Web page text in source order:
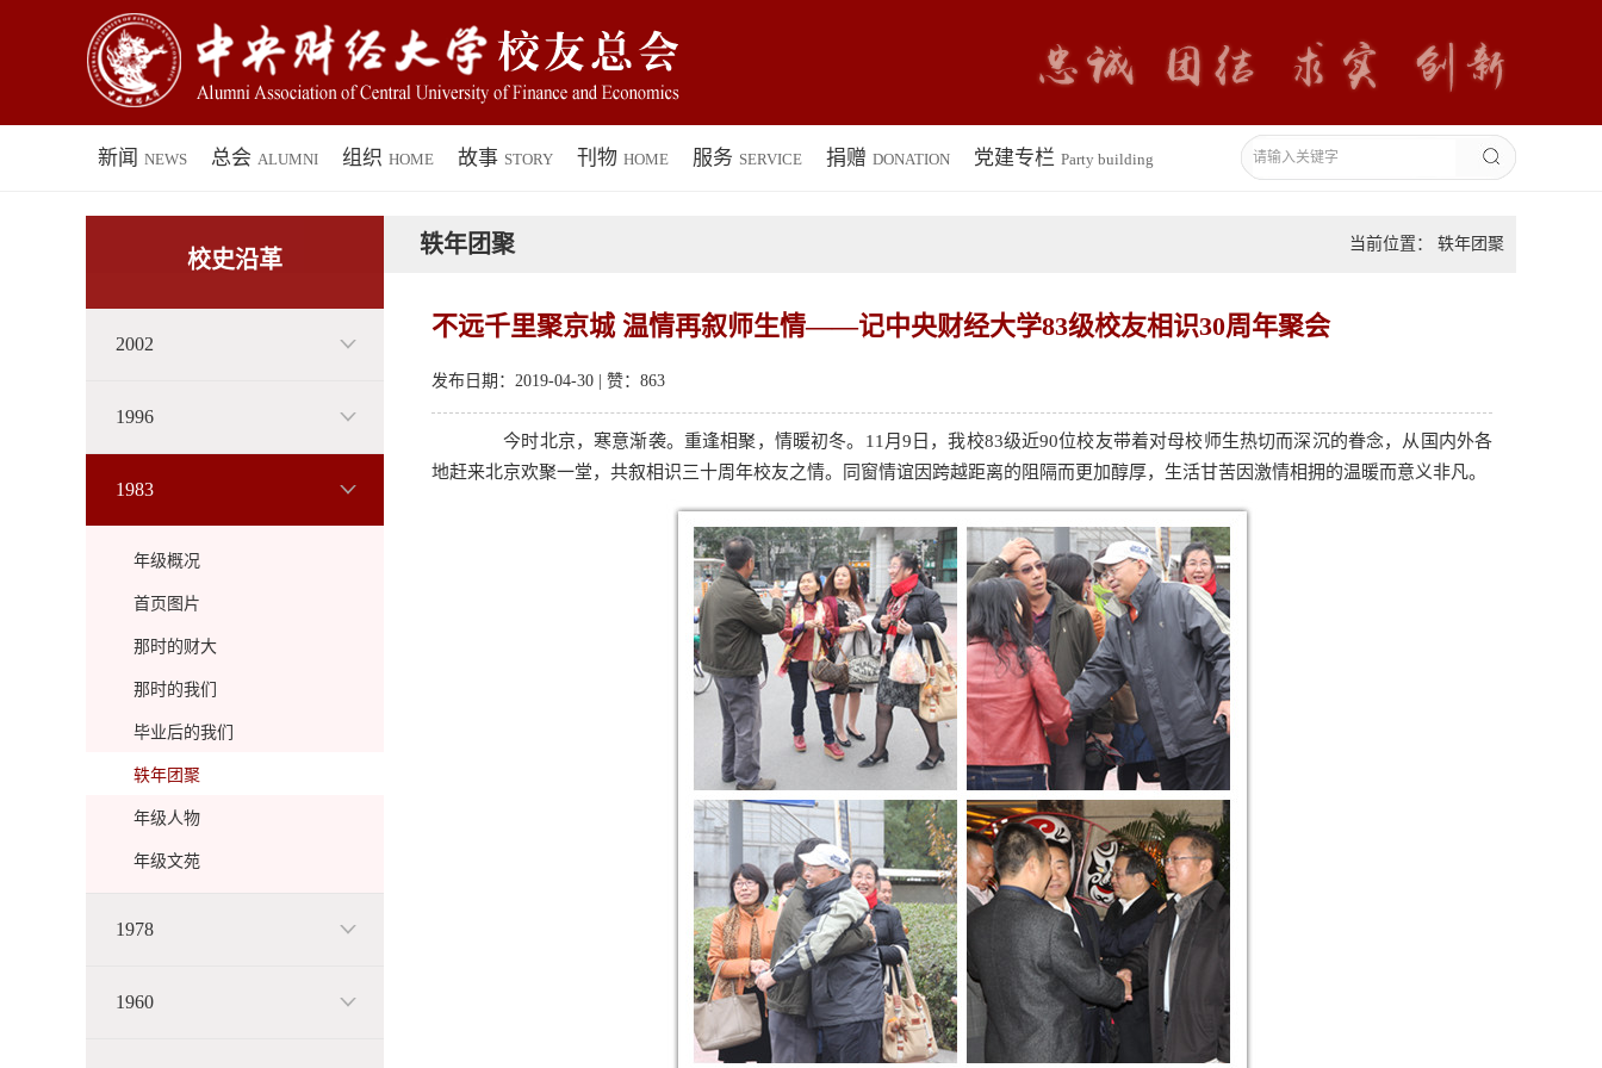
新闻 NEWS 总会 ALUMNI 组织 HOME 故事 STORY 刊物 HOME 服务 SERVICE 捐赠 DONATION 党建专栏 Party building
校史沿革
2002
1996
1983
年级概况
首页图片
那时的财大
那时的我们
毕业后的我们
轶年团聚
年级人物
年级文苑
1978
1960
轶年团聚 当前位置： 轶年团聚
不远千里聚京城 温情再叙师生情——记中央财经大学83级校友相识30周年聚会
发布日期：2019-04-30 | 赞： 863
今时北京，寒意渐袭。重逢相聚，情暖初冬。11月9日，我校83级近90位校友带着对母校师生热切而深沉的眷念，从国内外各
地赶来北京欢聚一堂，共叙相识三十周年校友之情。同窗情谊因跨越距离的阻隔而更加醇厚，生活甘苦因激情相拥的温暖而意义非凡。